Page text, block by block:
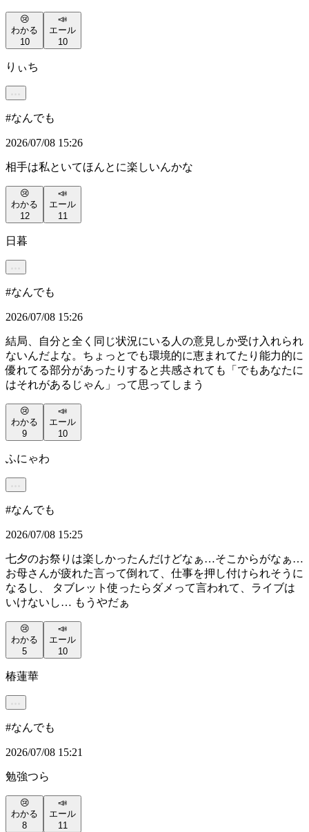
😢
わかる
10
📣
エール
10
りぃち
#なんでも
2026/07/08 15:26
相手は私といてほんとに楽しいんかな
😢
わかる
12
📣
エール
11
日暮
#なんでも
2026/07/08 15:26
結局、自分と全く同じ状況にいる人の意見しか受け入れられ
ないんだよな。ちょっとでも環境的に恵まれてたり能力的に
優れてる部分があったりすると共感されても「でもあなたに
はそれがあるじゃん」って思ってしまう
😢
わかる
9
📣
エール
10
ふにゃわ
#なんでも
2026/07/08 15:25
七夕のお祭りは楽しかったんだけどなぁ…そこからがなぁ…
お母さんが疲れた言って倒れて、仕事を押し付けられそうに
なるし、 タブレット使ったらダメって言われて、ライブは
いけないし… もうやだぁ
😢
わかる
5
📣
エール
10
椿蓮華
#なんでも
2026/07/08 15:21
勉強つら
😢
わかる
8
📣
エール
11